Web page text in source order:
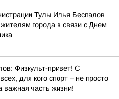
Тулы Илья Беспалов
жителям города в связи с Днем
Физкульт-привет! С
для кого спорт – не просто
важная часть жизни!